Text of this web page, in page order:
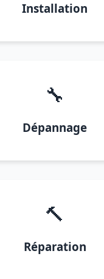
Installation
🔧
Dépannage
🔨
Réparation